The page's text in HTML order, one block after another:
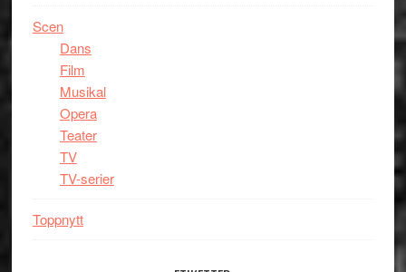
Scen
Dans
Film
Musikal
Opera
Teater
TV
TV-serier
Toppnytt